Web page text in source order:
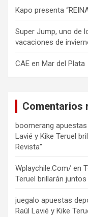
Kapo presenta
Super Jump, uno de
vacaciones de
CAE en Mar del Plata
Comentarios
boomerang
Lavié y Kike Teruel
Revista”
Wplaychile.Com/ en
Teruel brillarán juntos
juegalo apuestas
Raúl Lavié y Kike